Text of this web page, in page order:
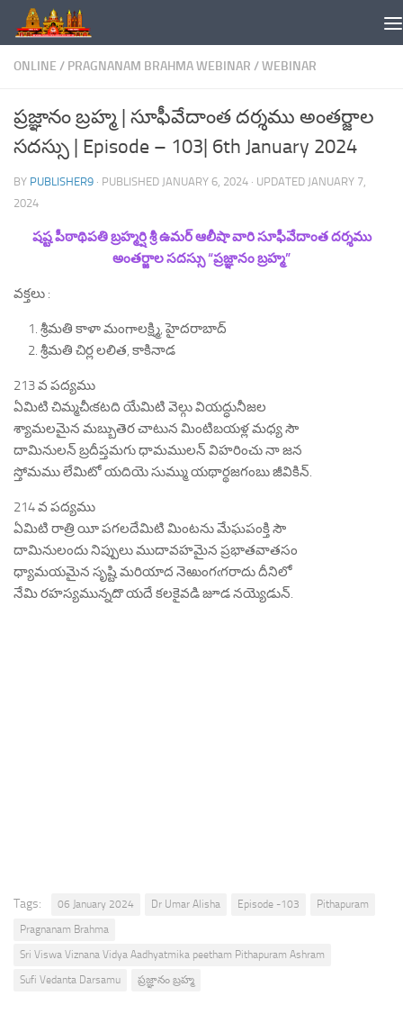
Skip to content
ONLINE / PRAGNANAM BRAHMA WEBINAR /WEBINAR
ప్రజ్ఞానం బ్రహ్మ | సూఫీవేదాంత దర్శము అంతర్జాల
సదస్సు | Episode – 103| 6th January 2024
BY PUBLISHER9 · PUBLISHED JANUARY 6, 2024 · UPDATED JANUARY 7,
2024
షష్ట పీఠాథిపతి బ్రహ్మర్షి శ్రీ ఉమర్ ఆలీషా వారి సూఫీవేదాంత దర్శము
అంతర్జాల సదస్సు “ప్రజ్ఞానం బ్రహ్మ”
వక్తలు :
శ్రీమతి కాళా మంగాలక్ష్మి, హైదరాబాద్
శ్రీమతి చిర్ల లలిత, కాకినాడ
213 వ పద్యము
ఏమిటి చిమ్మచీఁకటది యేమిటి వెల్గు వియద్ధునీజల
శ్యామలమైన మబ్బుతెర చాటున మింటిబయళ్ల మధ్య సౌ
దామినులన్ బ్రదీప్తమగు ధామములన్ విహరించు నా జన
స్తోమము లేమిటో యదియె సుమ్ము యథార్థజగంబు జీవికిన్.
214 వ పద్యము
ఏమిటి రాత్రి యీ పగలదేమిటి మింటను మేఘపంక్తి సౌ
దామినులందు నిప్పులు ముదావహమైన ప్రభాతవాతసం
ధ్యామయమైన సృష్టి మరియాద నెఱుంగఁగరాదు దీనిలో
నేమి రహస్యమున్నదొ యదే కలకైవడి జూడ నయ్యెడున్.
Tags: 06 January 2024 Dr Umar Alisha Episode -103
Pithapuram
Pragnanam Brahma
Sri Viswa Viznana Vidya Aadhyatmika peetham Pithapuram Ashram
Sufi Vedanta Darsamu
ప్రజ్ఞానం బ్రహ్మ